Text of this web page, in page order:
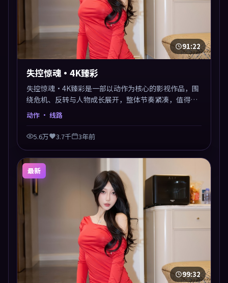
91:22
失控惊魂·4K臻彩
失控惊魂·4K臻彩是一部以动作为核心的影视作品，围
绕危机、反转与人物成长展开，整体节奏紧凑，值得推
荐观看。
动作 · 线路
5.6万 3.7千 3年前
最新
99:32